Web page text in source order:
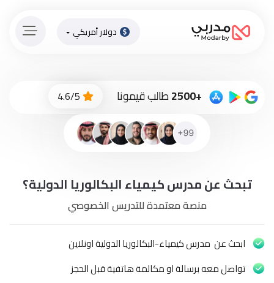
الاّن
لطاقم
المدرسين
أونلاين
باقات
دولار أمريكي
+2500 طالب قيمونا 4.6/5
تبحث عن مدرس كيمياء البكالوريا الدولية؟
منصة معتمدة للتدريس الخصوصي
ابحث عن مدرس كيمياء-البكالوريا الدولية اونلاين
تواصل معه برسالة او مكالمة هاتفية قبل الحجز